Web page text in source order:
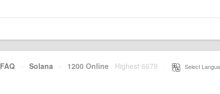
FAQ · Solana · 1200 Online Highest 6679 Select